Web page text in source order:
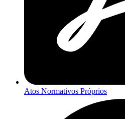
Atos Normativos Próprios